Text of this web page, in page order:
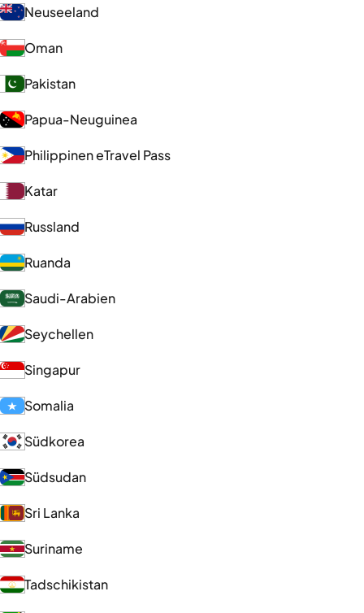
Neuseeland
Oman
Pakistan
Papua-Neuguinea
Philippinen eTravel Pass
Katar
Russland
Ruanda
Saudi-Arabien
Seychellen
Singapur
Somalia
Südkorea
Südsudan
Sri Lanka
Suriname
Tadschikistan